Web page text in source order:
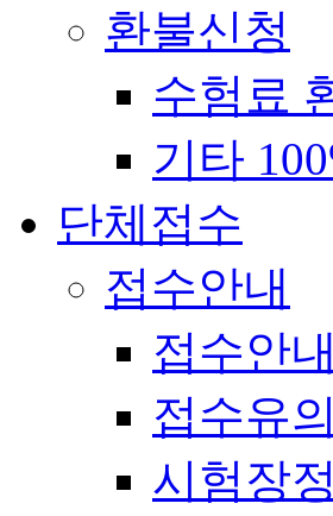
환불신청
수험료
기타
단체접수
접수안내
접수안내
접수유
시험장